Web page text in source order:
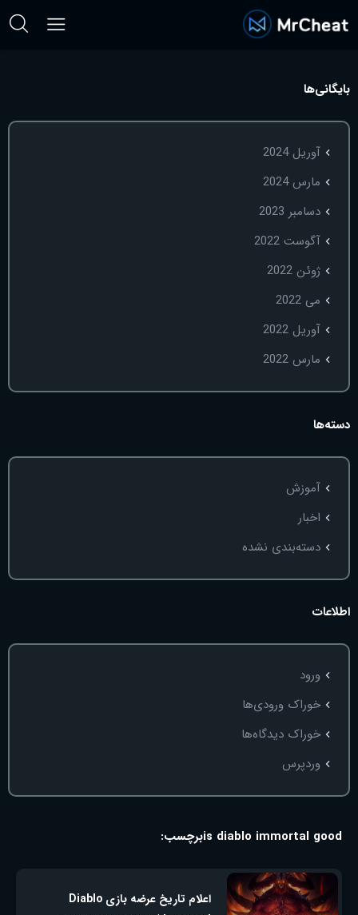
بایگانی‌ها
آوریل 2024
مارس 2024
دسامبر 2023
آگوست 2022
ژوئن 2022
می 2022
آوریل 2022
مارس 2022
دسته‌ها
آموزش
اخبار
دسته‌بندی نشده
اطلاعات
ورود
خوراک ورودی‌ها
خوراک دیدگاه‌ها
وردپرس
برچسب:is diablo immortal good
اعلام تاریخ عرضه بازی Diablo